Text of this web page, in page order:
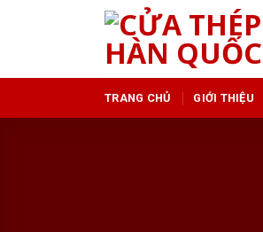
TRANG CHỦ GIỚI THIỆU